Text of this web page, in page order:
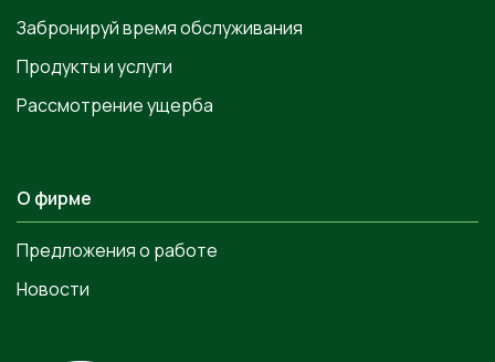
Забронируй время обслуживания
Продукты и услуги
Рассмотрение ущерба
О фирме
Предложения о работе
Новости